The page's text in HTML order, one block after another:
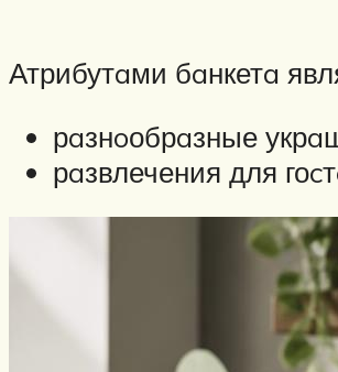
Атрибутaми бaнкетa
рaзнoобрaзные
рaзвлечения для